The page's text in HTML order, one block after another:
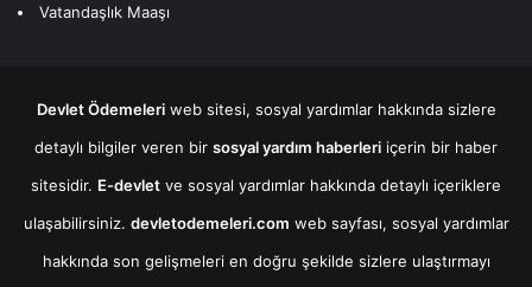
Vatandaşlık Maaşı
Devlet Ödemeleriweb sitesi, sosyal yardımlar hakkında sizlere
detaylı bilgiler veren bir sosyal yardım haberleri içerin bir haber
sitesidir. E-devlet ve sosyal yardımlar hakkında detaylı içeriklere
ulaşabilirsiniz. devletodemeleri.com web sayfası, sosyal yardımlar
hakkında son gelişmeleri en doğru şekilde sizlere ulaştırmayı